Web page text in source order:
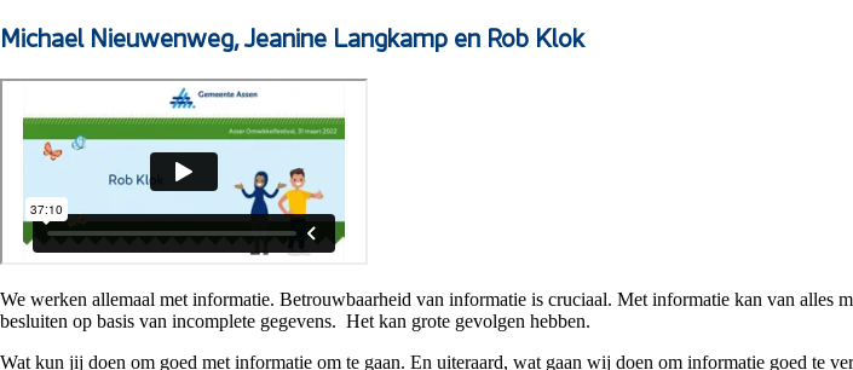
Michael Nieuwenweg, Jeanine Langkamp en Rob Klok
We werken allemaal met informatie. Betrouwbaarheid van informatie is cruciaal. Met informatie kan van alles
besluiten op basis van incomplete gegevens. Het kan grote gevolgen hebben.
Wat kun jij doen om goed met informatie om te gaan. En uiteraard, wat gaan wij doen om informatie goed te